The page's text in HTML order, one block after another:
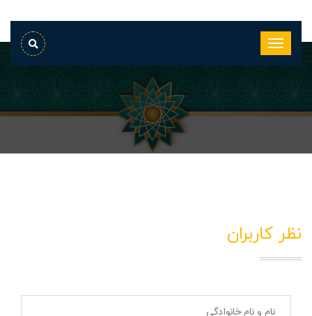
نظر کاربران